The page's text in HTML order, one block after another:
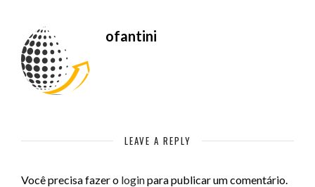
ofantini
LEAVE A REPLY
Você precisa fazer o loginpara publicar um comentário.